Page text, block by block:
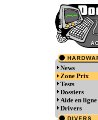
News
Zone Prix
Tests
Dossiers
Aide en ligne
Drivers